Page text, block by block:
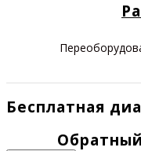
Бесплатная